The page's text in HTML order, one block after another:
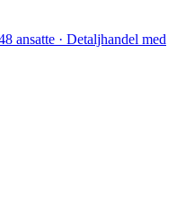
ansatte · Detaljhandel med